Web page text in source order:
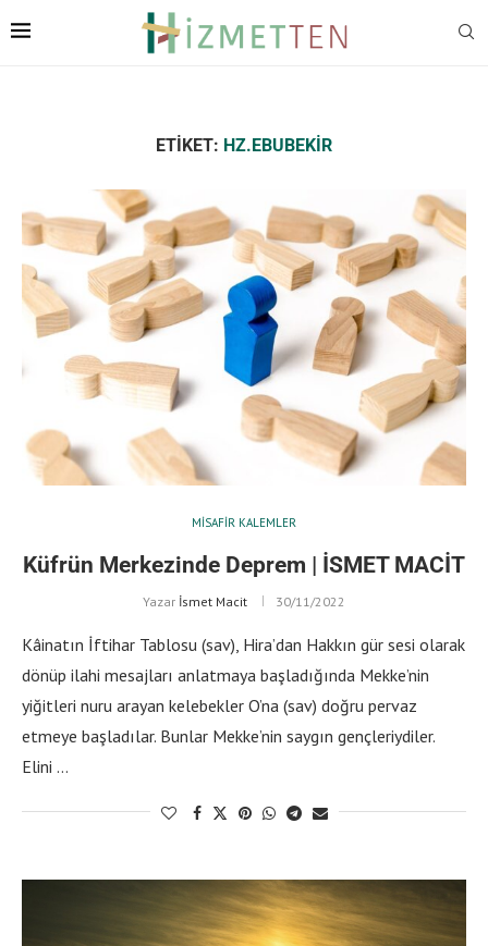
ETIKET: HZ.EBUBEKIR
MISAFIR KALEMLER
Küfrün Merkezinde Deprem | İSMET MACİT
Yazar İsmet Macit 30/11/2022
Kâinatın İftihar Tablosu (sav), Hira’dan Hakkın gür sesi olarak
dönüp ilahi mesajları anlatmaya başladığında Mekke’nin
yiğitleri nuru arayan kelebekler O’na (sav) doğru pervaz
etmeye başladılar. Bunlar Mekke’nin saygın gençleriydiler.
Elini …